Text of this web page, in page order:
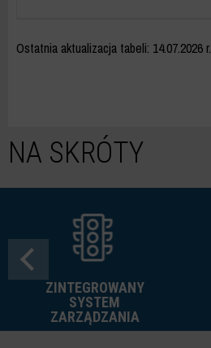
Ostatnia aktualizacja tabeli: 14.07.2026 r.
NA SKRÓTY
ZINTEGROWANY
SYSTEM
ZARZĄDZANIA